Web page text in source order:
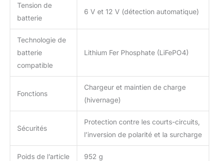
Tension de
batterie
6 V et 12 V (détection automatique)
Technologie de
batterie
compatible
Lithium Fer Phosphate (LiFePO4)
Fonctions
Chargeur et maintien de charge
(hivernage)
Sécurités
Protection contre les courts-circuits,
l’inversion de polarité et la surcharge
Poids de l’article 952 g